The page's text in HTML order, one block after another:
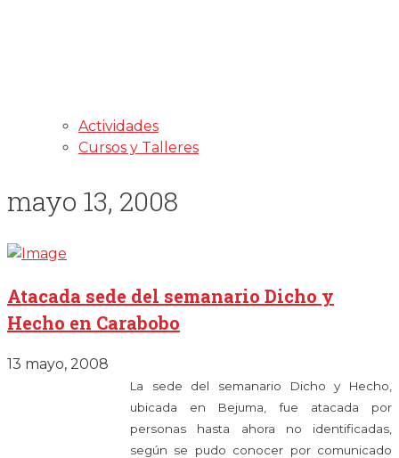
Actividades
Cursos y Talleres
mayo 13, 2008
Atacada sede del semanario Dicho y
Hecho en Carabobo
13 mayo, 2008
La sede del semanario Dicho y Hecho,
ubicada en Bejuma, fue atacada por
personas hasta ahora no identificadas,
según se pudo conocer por comunicado